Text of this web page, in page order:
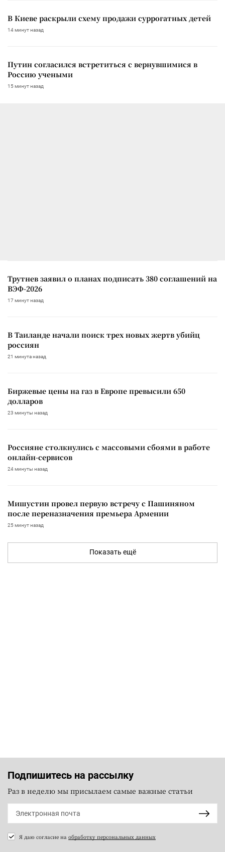
В Киеве раскрыли схему продажи суррогатных детей
14 минут назад
Путин согласился встретиться с вернувшимися в
Россию учеными
15 минут назад
Трутнев заявил о планах подписать 380 соглашений на
ВЭФ-2026
17 минут назад
В Таиланде начали поиск трех новых жертв убийц
россиян
21 минута назад
Биржевые цены на газ в Европе превысили 650
долларов
23 минуты назад
Россияне столкнулись с массовыми сбоями в работе
онлайн-сервисов
24 минуты назад
Мишустин провел первую встречу с Пашиняном
после переназначения премьера Армении
25 минут назад
Показать ещё
Подпишитесь на рассылку
Раз в неделю мы присылаем самые важные статьи
Я даю согласие на обработку персональных данных